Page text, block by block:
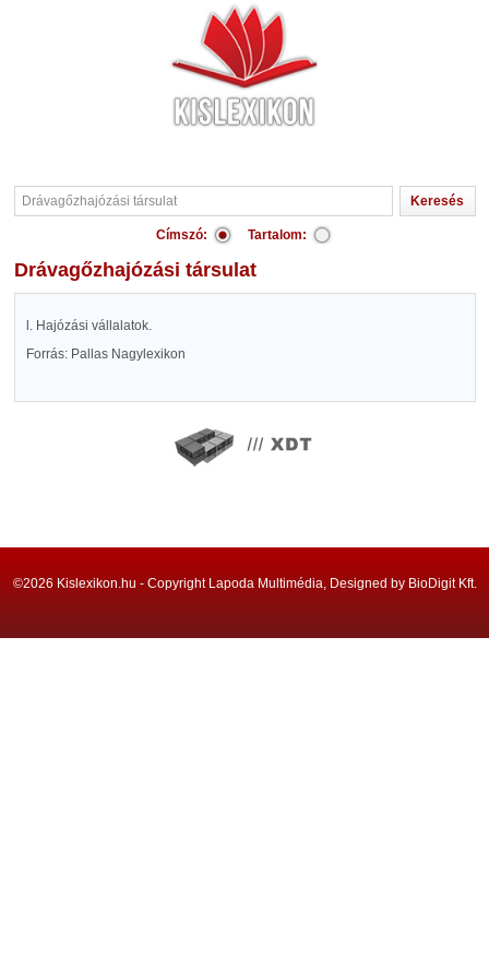
Címszó: Tartalom:
Drávagőzhajózási társulat
l. Hajózási vállalatok.
Forrás: Pallas Nagylexikon
©2026 Kislexikon.hu - Copyright Lapoda Multimédia, Designed by BioDigit Kft.